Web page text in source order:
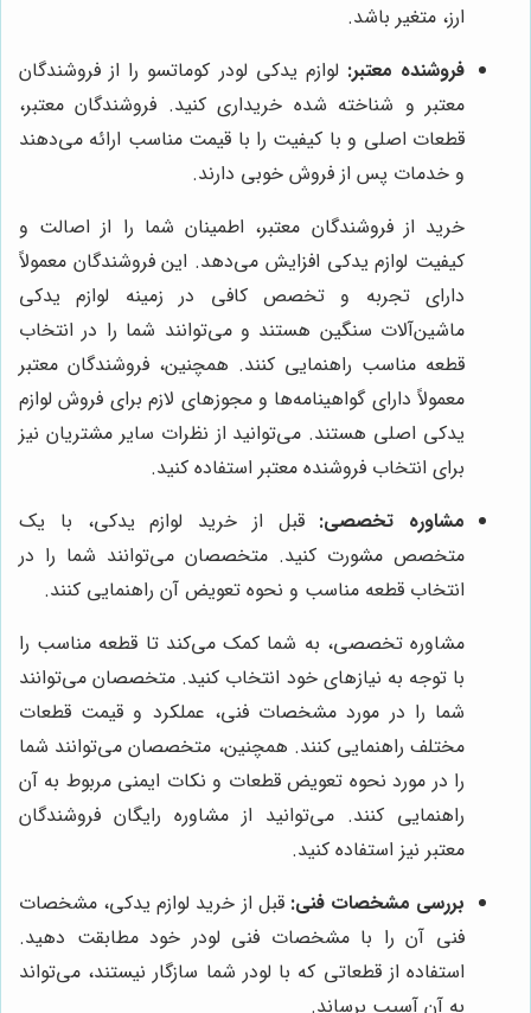
ارز، متغیر باشد.
فروشنده معتبر: لوازم یدکی لودر کوماتسو را از فروشندگان
معتبر و شناخته شده خریداری کنید. فروشندگان معتبر،
قطعات اصلی و با کیفیت را با قیمت مناسب ارائه می‌دهند
و خدمات پس از فروش خوبی دارند.
خرید از فروشندگان معتبر، اطمینان شما را از اصالت و
کیفیت لوازم یدکی افزایش می‌دهد. این فروشندگان معمولاً
دارای تجربه و تخصص کافی در زمینه لوازم یدکی
ماشین‌آلات سنگین هستند و می‌توانند شما را در انتخاب
قطعه مناسب راهنمایی کنند. همچنین، فروشندگان معتبر
معمولاً دارای گواهینامه‌ها و مجوزهای لازم برای فروش لوازم
یدکی اصلی هستند. می‌توانید از نظرات سایر مشتریان نیز
برای انتخاب فروشنده معتبر استفاده کنید.
مشاوره تخصصی: قبل از خرید لوازم یدکی، با یک
متخصص مشورت کنید. متخصصان می‌توانند شما را در
انتخاب قطعه مناسب و نحوه تعویض آن راهنمایی کنند.
مشاوره تخصصی، به شما کمک می‌کند تا قطعه مناسب را
با توجه به نیازهای خود انتخاب کنید. متخصصان می‌توانند
شما را در مورد مشخصات فنی، عملکرد و قیمت قطعات
مختلف راهنمایی کنند. همچنین، متخصصان می‌توانند شما
را در مورد نحوه تعویض قطعات و نکات ایمنی مربوط به آن
راهنمایی کنند. می‌توانید از مشاوره رایگان فروشندگان
معتبر نیز استفاده کنید.
بررسی مشخصات فنی: قبل از خرید لوازم یدکی، مشخصات
فنی آن را با مشخصات فنی لودر خود مطابقت دهید.
استفاده از قطعاتی که با لودر شما سازگار نیستند، می‌تواند
به آن آسیب برساند.